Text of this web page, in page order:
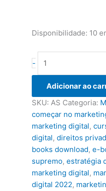
Disponibilidade: 10
-
PLR
Supremo
quantidade
Adicionar ao
SKU: AS Categoria:
começar no
marketing digital,
digital, direitos
books download, e-
supremo, estratégia
marketing digital,
digital 2022,